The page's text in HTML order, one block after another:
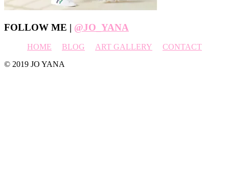
Footer
FOLLOW ME | @JO_YANA
HOME BLOG ART GALLERY
CONTACT
© 2019 JO YANA